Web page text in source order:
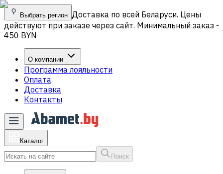
Выбрать регион Доставка по всей Беларуси. Цены
действуют при заказе через сайт. Минимальный заказ -
450 BYN
О компании
Программа лояльности
Оплата
Доставка
Контакты
Каталог
Поиск